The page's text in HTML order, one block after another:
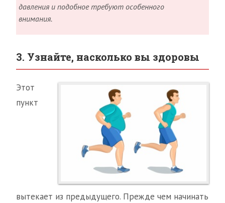
давления и подобное требуют особенного
внимания.
3. Узнайте, насколько вы здоровы
Этот
пункт
вытекает из предыдущего. Прежде чем начинать